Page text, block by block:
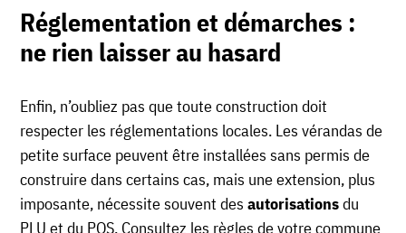
Réglementation et démarches :
ne rien laisser au hasard
Enfin, n’oubliez pas que toute construction doit
respecter les réglementations locales. Les vérandas de
petite surface peuvent être installées sans permis de
construire dans certains cas, mais une extension, plus
imposante, nécessite souvent desautorisationsdu
PLU et du POS. Consultez les règles de votre commune